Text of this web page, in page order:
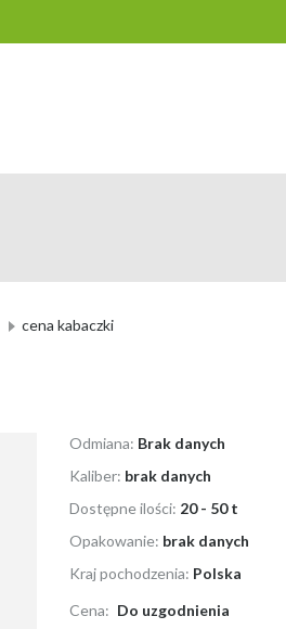
cena kabaczki
Odmiana: Brak danych
Kaliber: brak danych
Dostępne ilości: 20 - 50 t
Opakowanie: brak danych
Kraj pochodzenia: Polska
Cena: Do uzgodnienia